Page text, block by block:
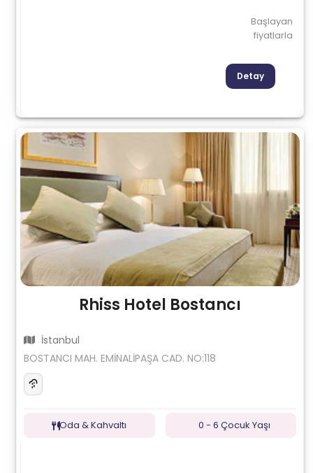
Başlayan
fiyatlarla
Detay
Rhiss Hotel Bostancı
İstanbul
BOSTANCI MAH. EMİNALİPAŞA CAD. NO:118
Oda & Kahvaltı 0 - 6 Çocuk Yaşı